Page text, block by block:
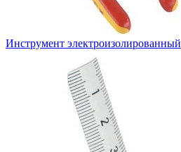
Инструмент электроизолированный